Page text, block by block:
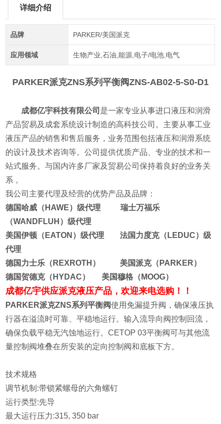
详细介绍
品牌 PARKER/美国派克
应用领域 生物产业,石油,能源,电子/电池,电气
PARKER派克ZNS系列平衡阀ZNS-AB02-5-S0-D1
成都亿宇科技有限公司 是一家专业从事进口液压和润滑
产品贸易及成套系统设计制造的高科技公司。主要从事工业
液压产品的销售和售后服务，业务范围包括液压和润滑系统
的设计及技术咨询等。公司提供优质产品、专业的技术和一
站式服务。与国内许多厂家及贸易公司保持着良好的业务关
系 。
我公司主要代理及经营的优势产品及品牌：
德国哈威（HAWE）级代理 瑞士万福乐
（WANDFLUH）级代理
美国伊顿（EATON）级代理 法国力度克（LEDUC）级
代理
德国力士乐（REXROTH） 美国派克（PARKER）
德国贺德克（HYDAC） 美国穆格（MOOG）
成都亿宇供应派克液压产品，欢迎来电选购！！
PARKER派克ZNS系列平衡阀使用免漏提升阀，确保液压执
行器在溢流时可靠、平稳地运行。输入流导向阀控制回流，
确保负载平稳无汽蚀地运行。CETOP 03平衡阀可与其他流
量控制阀堆叠在所安装的定向控制阀和底板下方。
技术规格
调节机制:带锁紧螺母的六角螺钉
运行类型:先导
最大运行压力:315, 350 bar